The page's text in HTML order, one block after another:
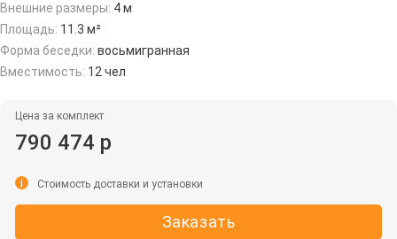
Внешние размеры: 4 м
Площадь: 11.3 м²
Форма беседки: восьмигранная
Вместимость: 12 чел
Цена за комплект
790 474 р
Заказать
i Стоимость доставки и установки